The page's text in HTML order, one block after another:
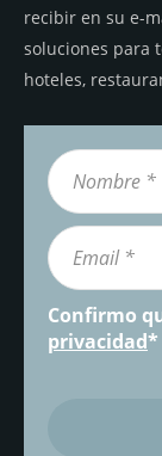
recibir en su e-
soluciones para
hoteles,
Confirmo
privacidad*